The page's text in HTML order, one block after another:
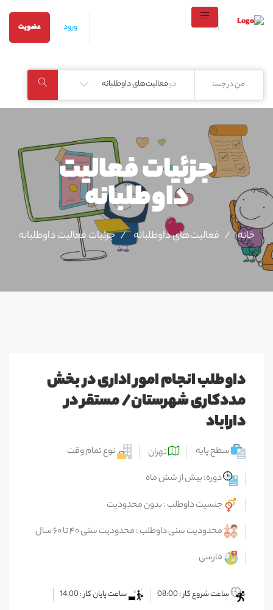
ورود عضویت
در:فعالیت‌های داوطلبانه
جزئیات فعالیت‌
داوطلبانه
خانه فعالیت‌های داوطلبانه جزئیات فعالیت‌ داوطلبانه
داوطلب انجام امور اداری در بخش
مددکاری شهرستان/ مستقر در
داراباد
سطح پایه تهران
نوع تمام وقت
دوره: بیش از شش ماه
جنسیت داوطلب : بدون محدودیت
محدودیت سنی داوطلب : محدودیت سنی ۴۰ تا ۶۰ سال
فارسی
ساعت شروع کار : 08:00
ساعت پایان کار : 14:00